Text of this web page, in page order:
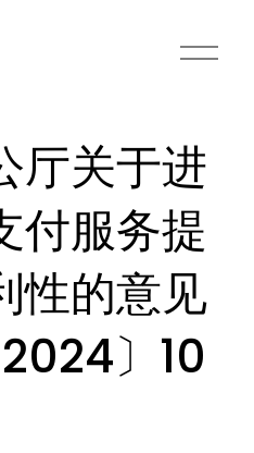
O
e
n
u
厅关于进
付服务提
性的意见
〕10